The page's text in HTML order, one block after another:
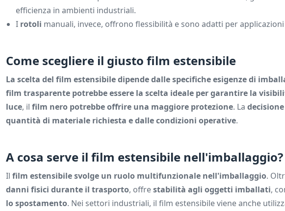
efficienza in ambienti industriali.
I rotoli manuali, invece, offrono flessibilità e sono adatti per
Come scegliere il giusto film estensibile
La scelta del film estensibile dipende dalle specifiche esigenze di
film trasparente potrebbe essere la scelta ideale per garantire la
luce, il film nero potrebbe offrire una maggiore protezione. La
quantità di materiale richiesta e dalle condizioni operative.
A cosa serve il film estensibile nell'imballaggio?
Il film estensibile svolge un ruolo multifunzionale nell'imballaggio.
danni fisici durante il trasporto, offrestabilità agli oggetti imballati,
lo spostamento. Nei settori industriali, il film estensibile viene anche